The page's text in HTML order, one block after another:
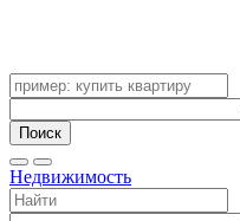
Поиск
Недвижимость